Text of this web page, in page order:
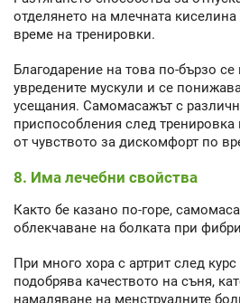
отделянето на млечната киселина
време на тренировки.
Благодарение на това по-бързо се
увредените мускули и се
усещания. Самомасажът с
приспособления след
от чувството за дискомфорт по
8. Има лечебни свойства
Както бе казано по-горе,
облекчаване на болката при
При много хора с артрит след
подобрява качеството на съня,
намаляване на менструалните